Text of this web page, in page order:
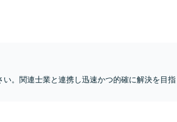
い。関連士業と連携し迅速かつ的確に解決を目指